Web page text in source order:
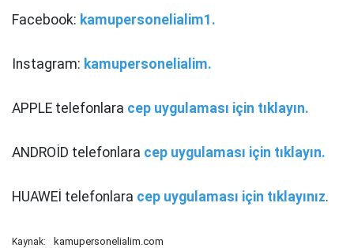
Facebook: kamupersonelialim1.
Instagram: kamupersonelialim.
APPLE telefonlara cep uygulaması için tıklayın.
ANDROİD telefonlara cep uygulaması için tıklayın.
HUAWEİ telefonlara cep uygulaması için tıklayınız.
Kaynak: kamupersonelialim.com